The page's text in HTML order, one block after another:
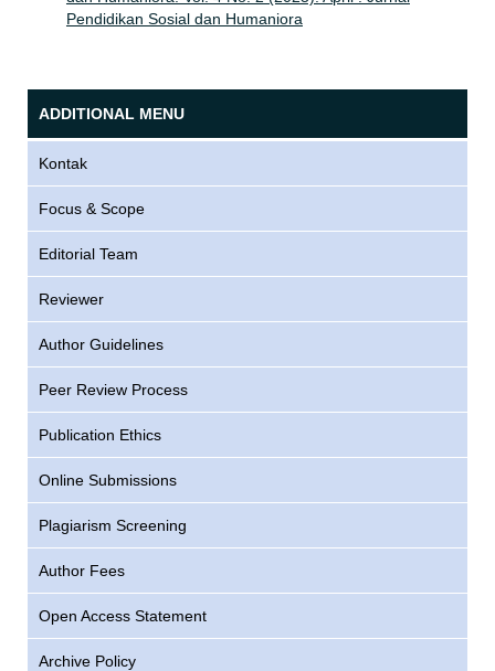
Pendidikan Sosial dan Humaniora
ADDITIONAL MENU
Kontak
Focus & Scope
Editorial Team
Reviewer
Author Guidelines
Peer Review Process
Publication Ethics
Online Submissions
Plagiarism Screening
Author Fees
Open Access Statement
Archive Policy